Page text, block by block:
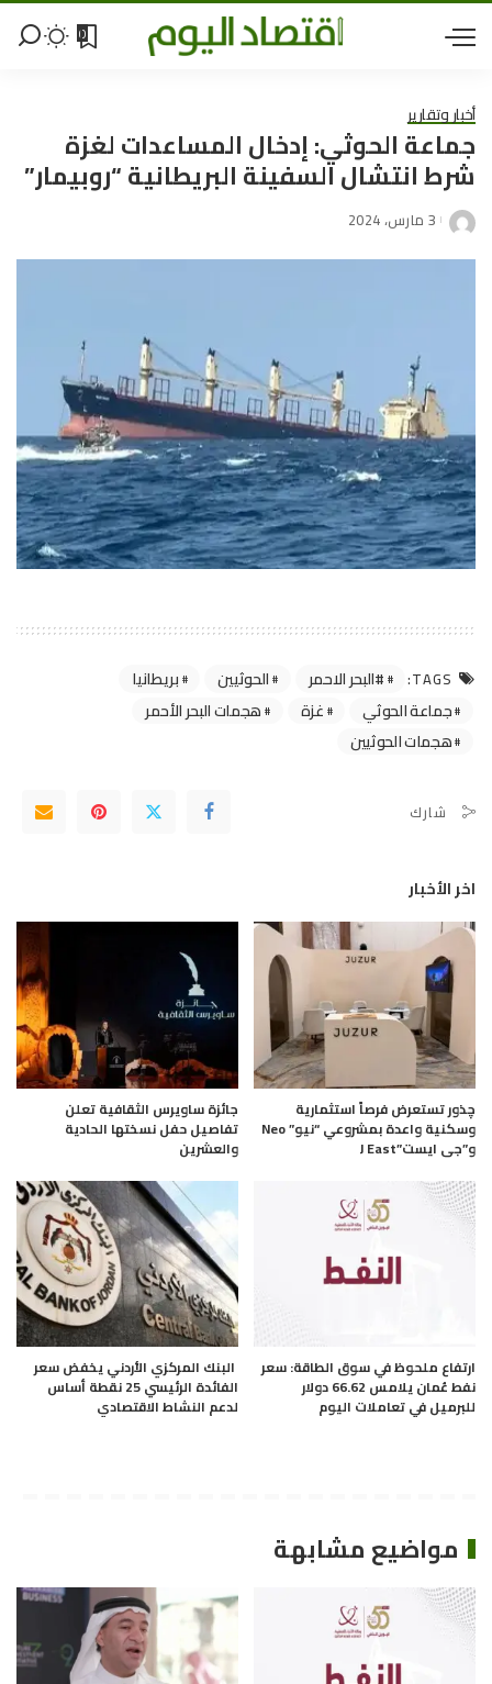
0
أخبار وتقارير
جماعة الحوثي: إدخال المساعدات لغزة
شرط انتشال السفينة البريطانية “روبيمار”
3 مارس، 2024
TAGS: #البحر الاحمر الحوثيين
بريطانيا
جماعة الحوثي
غزة
هجمات البحر الأحمر
هجمات الحوثيين
شارك
اخر الأخبار
چذور تستعرض فرصاً استثمارية
وسكنية واعدة بمشروعي “نيو” Neo
و”جى ايست”J East
جائزة ساويرس الثقافية تعلن
تفاصيل حفل نسختها الحادية
والعشرين
ارتفاع ملحوظ في سوق الطاقة: سعر
نفط عُمان يلامس 66.62 دولار
للبرميل في تعاملات اليوم
البنك المركزي الأردني يخفض سعر
الفائدة الرئيسي 25 نقطة أساس
لدعم النشاط الاقتصادي
مواضيع مشابهة